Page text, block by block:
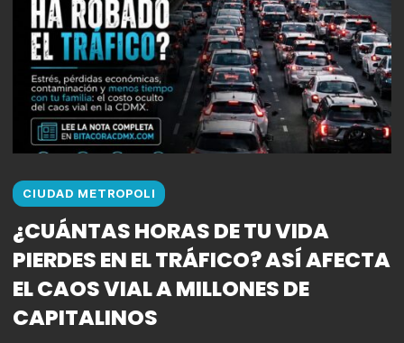
CIUDAD METROPOLI
¿CUÁNTAS HORAS DE TU VIDA
PIERDES EN EL TRÁFICO? ASÍ AFECTA
EL CAOS VIAL A MILLONES DE
CAPITALINOS